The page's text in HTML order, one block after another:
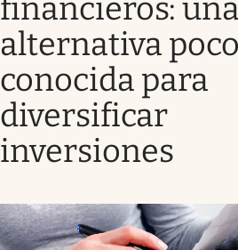
financieros: una
alternativa poco
conocida para
diversificar
inversiones